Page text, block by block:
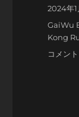
投
稿
日:
2024年1
カ
テ
GaiWu
Kong
苦
コメント